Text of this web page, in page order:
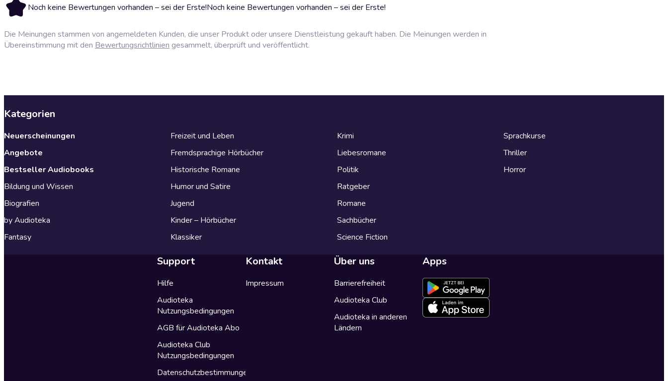
Noch keine Bewertungen vorhanden – sei der Erste!Noch keine Bewertungen vorhanden – sei der Erste!
Die Meinungen stammen von angemeldeten Kunden, die unser Produkt oder unsere Dienstleistung gekauft haben. Die Meinungen werden in
Übereinstimmung mit den Bewertungsrichtlinien gesammelt, überprüft und veröffentlicht.
Kategorien
Neuerscheinungen
Angebote
Bestseller Audiobooks
Bildung und Wissen
Biografien
by Audioteka
Fantasy
Freizeit und Leben
Fremdsprachige Hörbücher
Historische Romane
Humor und Satire
Jugend
Kinder – Hörbücher
Klassiker
Krimi
Liebesromane
Politik
Ratgeber
Romane
Sachbücher
Science Fiction
Sprachkurse
Thriller
Horror
Support
Hilfe
Audioteka
Nutzungsbedingungen
AGB für Audioteka Abo
Audioteka Club
Nutzungsbedingungen
Datenschutzbestimmungen
Kontakt
Impressum
Über uns
Barrierefreiheit
Audioteka Club
Audioteka in anderen
Ländern
Apps